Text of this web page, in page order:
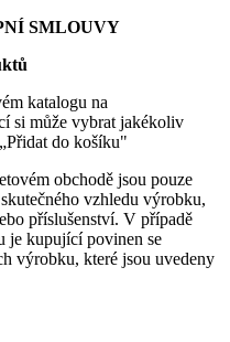
SMLOUVY
katalogu na
si může vybrat jakékoliv
do košíku"
obchodě jsou pouze
vzhledu výrobku,
příslušenství. V případě
je kupující povinen se
výrobku, které jsou uvedeny